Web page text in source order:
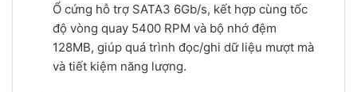
Ổ cứng hỗ trợ SATA3 6Gb/s, kết hợp cùng tốc
độ vòng quay 5400 RPM và bộ nhớ đệm
128MB, giúp quá trình đọc/ghi dữ liệu mượt mà
và tiết kiệm năng lượng.